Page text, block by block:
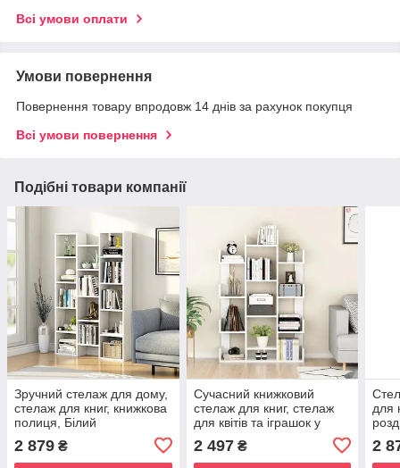
Всі умови оплати
Умови повернення
Повернення товару впродовж 14 днів за рахунок покупця
Всі умови повернення
Подібні товари компанії
Зручний стелаж для дому,
стелаж для книг, книжкова
полиця, Білий
2 879 ₴
Сучасний книжковий
стелаж для книг, стелаж
для квітів та іграшок у
2 497₴
для
2